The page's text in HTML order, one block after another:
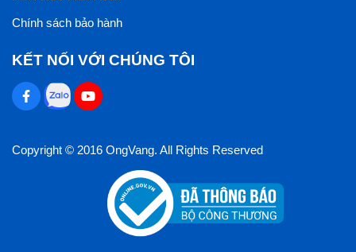
Chính sách bảo hành
KẾT NỐI VỚI CHÚNG TÔI
Copyright © 2016 OngVang. All Rights Reserved